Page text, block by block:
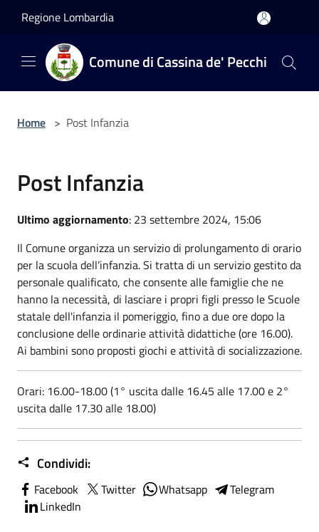
Regione Lombardia
Comune di Cassina de' Pecchi
Home > Post Infanzia
Post Infanzia
Ultimo aggiornamento: 23 settembre 2024, 15:06
Il Comune organizza un servizio di prolungamento di orario
per la scuola dell’infanzia. Si tratta di un servizio gestito da
personale qualificato, che consente alle famiglie che ne
hanno la necessità, di lasciare i propri figli presso le Scuole
statale dell'infanzia il pomeriggio, fino a due ore dopo la
conclusione delle ordinarie attività didattiche (ore 16.00).
Ai bambini sono proposti giochi e attività di socializzazione.
Orari: 16.00-18.00 (1° uscita dalle 16.45 alle 17.00 e 2°
uscita dalle 17.30 alle 18.00)
Condividi:
Facebook Twitter Whatsapp
Telegram
LinkedIn